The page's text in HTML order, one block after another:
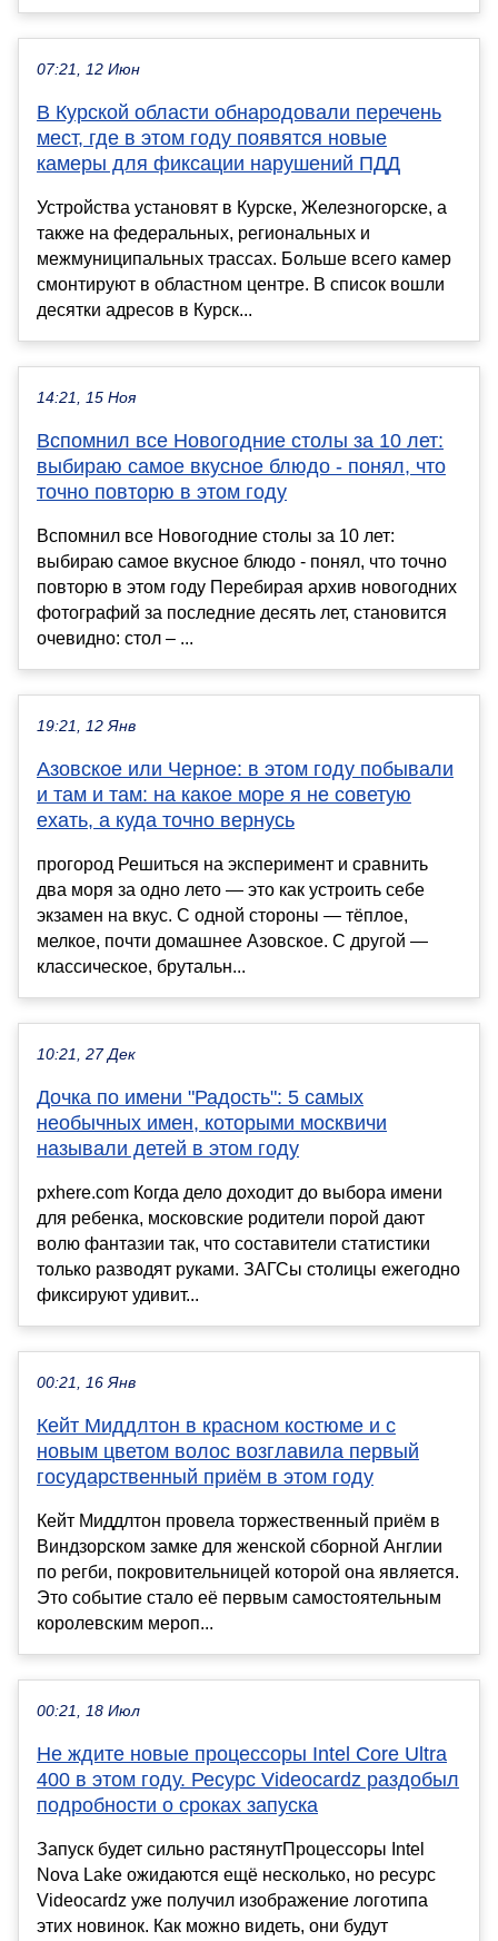
07:21, 12 Июн
В Курской области обнародовали перечень
мест, где в этом году появятся новые
камеры для фиксации нарушений ПДД
Устройства установят в Курске, Железногорске, а
также на федеральных, региональных и
межмуниципальных трассах. Больше всего камер
смонтируют в областном центре. В список вошли
десятки адресов в Курск...
14:21, 15 Ноя
Вспомнил все Новогодние столы за 10 лет:
выбираю самое вкусное блюдо - понял, что
точно повторю в этом году
Вспомнил все Новогодние столы за 10 лет:
выбираю самое вкусное блюдо - понял, что точно
повторю в этом году Перебирая архив новогодних
фотографий за последние десять лет, становится
очевидно: стол – ...
19:21, 12 Янв
Азовское или Черное: в этом году побывали
и там и там: на какое море я не советую
ехать, а куда точно вернусь
прогород Решиться на эксперимент и сравнить
два моря за одно лето — это как устроить себе
экзамен на вкус. С одной стороны — тёплое,
мелкое, почти домашнее Азовское. С другой —
классическое, брутальн...
10:21, 27 Дек
Дочка по имени "Радость": 5 самых
необычных имен, которыми москвичи
называли детей в этом году
pxhere.com Когда дело доходит до выбора имени
для ребенка, московские родители порой дают
волю фантазии так, что составители статистики
только разводят руками. ЗАГСы столицы ежегодно
фиксируют удивит...
00:21, 16 Янв
Кейт Миддлтон в красном костюме и с
новым цветом волос возглавила первый
государственный приём в этом году
Кейт Миддлтон провела торжественный приём в
Виндзорском замке для женской сборной Англии
по регби, покровительницей которой она является.
Это событие стало её первым самостоятельным
королевским мероп...
00:21, 18 Июл
Не ждите новые процессоры Intel Core Ultra
400 в этом году. Ресурс Videocardz раздобыл
подробности о сроках запуска
Запуск будет сильно растянутПроцессоры Intel
Nova Lake ожидаются ещё несколько, но ресурс
Videocardz уже получил изображение логотипа
этих новинок. Как можно видеть, они будут